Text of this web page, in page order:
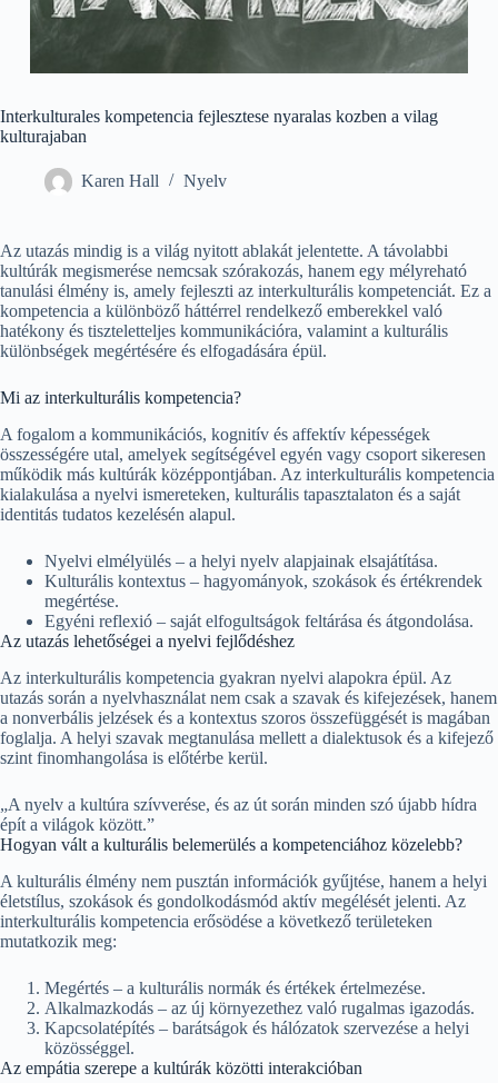
Interkulturales kompetencia fejlesztese nyaralas kozben a vilag
kulturajaban
Karen Hall Nyelv
Az utazás mindig is a világ nyitott ablakát jelentette. A távolabbi
kultúrák megismerése nemcsak szórakozás, hanem egy mélyreható
tanulási élmény is, amely fejleszti az interkulturális kompetenciát. Ez a
kompetencia a különböző háttérrel rendelkező emberekkel való
hatékony és tiszteletteljes kommunikációra, valamint a kulturális
különbségek megértésére és elfogadására épül.
Mi az interkulturális kompetencia?
A fogalom a kommunikációs, kognitív és affektív képességek
összességére utal, amelyek segítségével egyén vagy csoport sikeresen
működik más kultúrák középpontjában. Az interkulturális kompetencia
kialakulása a nyelvi ismereteken, kulturális tapasztalaton és a saját
identitás tudatos kezelésén alapul.
Nyelvi elmélyülés – a helyi nyelv alapjainak elsajátítása.
Kulturális kontextus – hagyományok, szokások és értékrendek
megértése.
Egyéni reflexió – saját elfogultságok feltárása és átgondolása.
Az utazás lehetőségei a nyelvi fejlődéshez
Az interkulturális kompetencia gyakran nyelvi alapokra épül. Az
utazás során a nyelvhasználat nem csak a szavak és kifejezések, hanem
a nonverbális jelzések és a kontextus szoros összefüggését is magában
foglalja. A helyi szavak megtanulása mellett a dialektusok és a kifejező
szint finomhangolása is előtérbe kerül.
„A nyelv a kultúra szívverése, és az út során minden szó újabb hídra
épít a világok között.”
Hogyan vált a kulturális belemerülés a kompetenciához közelebb?
A kulturális élmény nem pusztán információk gyűjtése, hanem a helyi
életstílus, szokások és gondolkodásmód aktív megélését jelenti. Az
interkulturális kompetencia erősödése a következő területeken
mutatkozik meg:
Megértés – a kulturális normák és értékek értelmezése.
Alkalmazkodás – az új környezethez való rugalmas igazodás.
Kapcsolatépítés – barátságok és hálózatok szervezése a helyi
közösséggel.
Az empátia szerepe a kultúrák közötti interakcióban